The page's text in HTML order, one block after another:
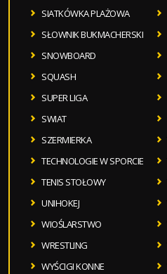
SIATKÓWKA PLAŻOWA
SŁOWNIK BUKMACHERSKI
SNOWBOARD
SQUASH
SUPER LIGA
SWIAT
SZERMIERKA
TECHNOLOGIE W SPORCIE
TENIS STOŁOWY
UNIHOKEJ
WIOŚLARSTWO
WRESTLING
WYŚCIGI KONNE